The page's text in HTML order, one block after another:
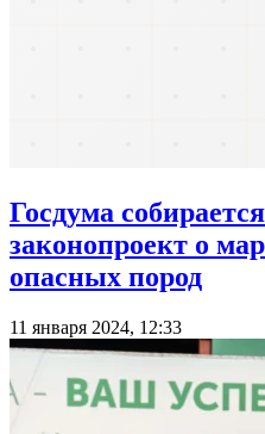
Госдума
законопроект о
опасных пород
11 января 2024, 12:33